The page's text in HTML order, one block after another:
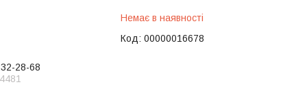
Немає в наявності
Код: 00000016678
28-68